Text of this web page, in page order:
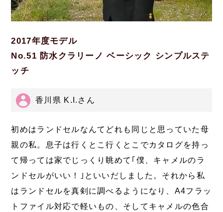
2017年度モデル
No.51 防水クラリーノ ベーシック シンプルステ
ッチ
香川県 K.I.さん
初めはランドセルなんてどれも同じと思っていた母
親の私。息子は行くとこ行くとこでカタログを持っ
て帰っては家でじっくり眺めて｢僕、キャメルのラ
ンドセルがいい！｣といいだしました。それから私
はランドセルを真剣に調べるようになり、A4フラッ
トファイル対応で軽いもの、そしてキャメルの色合